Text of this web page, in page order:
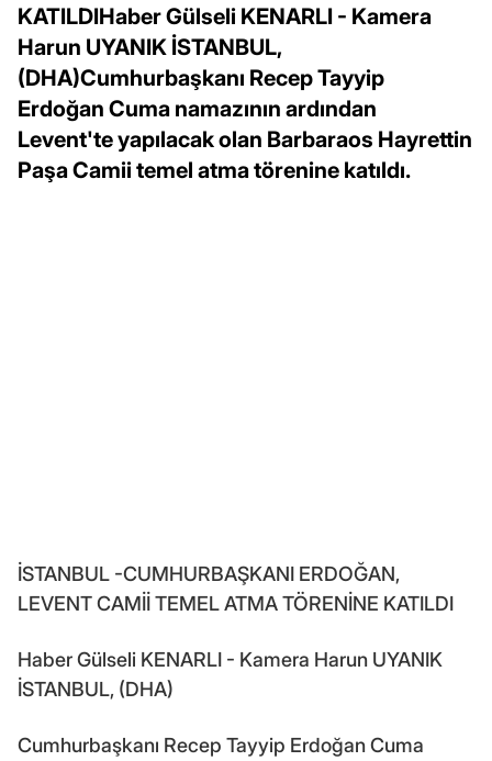
KATILDIHaber Gülseli KENARLI - Kamera
Harun UYANIK İSTANBUL,
(DHA)Cumhurbaşkanı Recep Tayyip
Erdoğan Cuma namazının ardından
Levent'te yapılacak olan Barbaraos Hayrettin
Paşa Camii temel atma törenine katıldı.
İSTANBUL -CUMHURBAŞKANI ERDOĞAN,
LEVENT CAMİİ TEMEL ATMA TÖRENİNE KATILDI
Haber Gülseli KENARLI - Kamera Harun UYANIK
İSTANBUL, (DHA)
Cumhurbaşkanı Recep Tayyip Erdoğan Cuma